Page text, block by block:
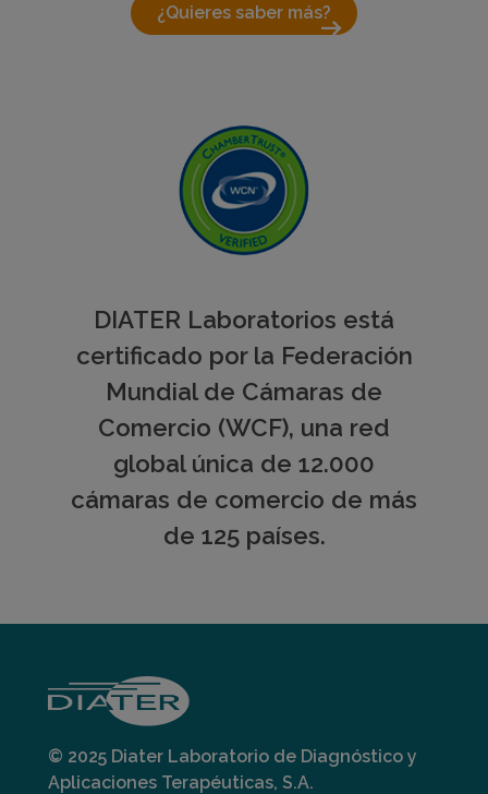
¿Quieres saber más?arrow_right_alt
DIATER Laboratorios está
certificado por la Federación
Mundial de Cámaras de
Comercio (WCF), una red
global única de 12.000
cámaras de comercio de más
de 125 países.
© 2025 Diater Laboratorio de Diagnóstico y
Aplicaciones Terapéuticas, S.A.